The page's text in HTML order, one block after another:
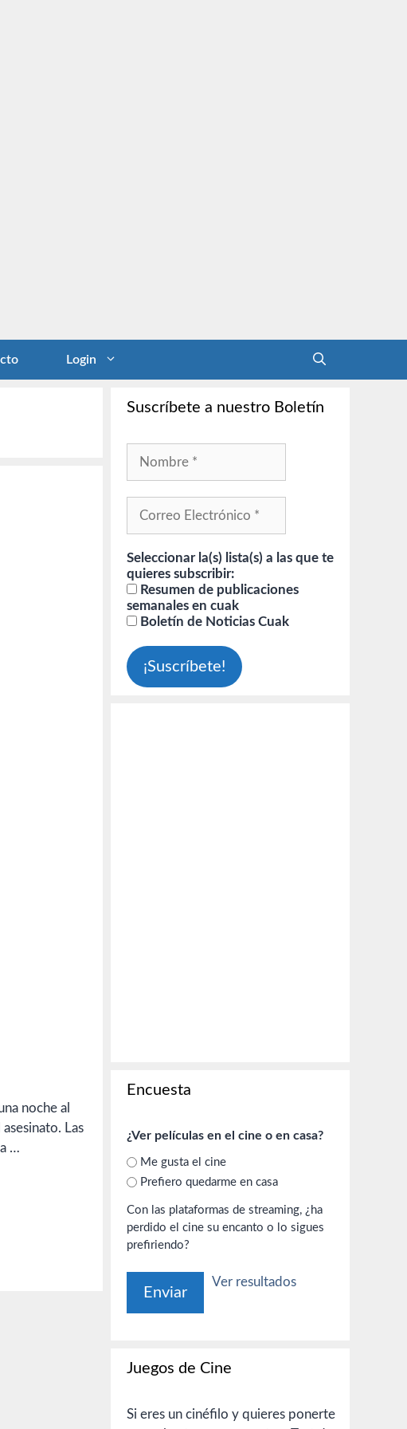
Login
noche al
Las
…
Suscríbete a nuestro Boletín
Seleccionar la(s) lista(s) a las que te
quieres subscribir:
Resumen de publicaciones
semanales en cuak
Boletín de Noticias Cuak
Encuesta
¿Ver películas en el cine o en casa?
Me gusta el cine
Prefiero quedarme en casa
Con las plataformas de streaming, ¿ha
perdido el cine su encanto o lo sigues
prefiriendo?
Ver resultados
Juegos de Cine
Si eres un cinéfilo y quieres ponerte